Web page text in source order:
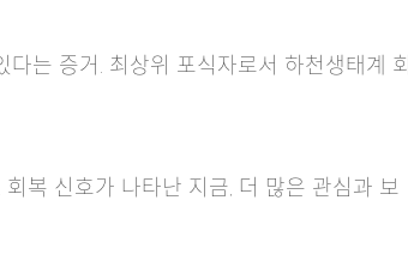
는 증거. 최상위 포식자로서 하천생태계 회
복 신호가 나타난 지금, 더 많은 관심과 보